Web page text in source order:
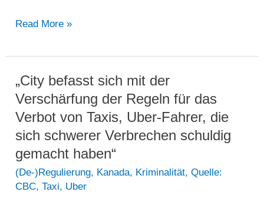
„Die
sucht
nach
einem
Mann
Anfang
30,
der
sich
Read More »
„City befasst sich mit der
Verschärfung der Regeln für das
Verbot von Taxis, Uber-Fahrer, die
sich schwerer Verbrechen schuldig
gemacht haben“
(De-)Regulierung, Kanada, Kriminalität,Quelle:
CBC,Taxi, Uber